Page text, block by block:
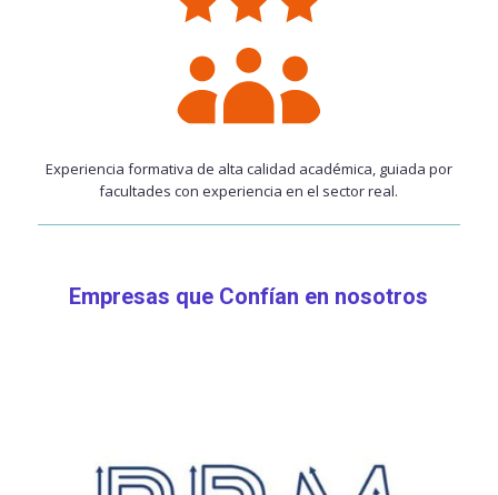
Experiencia formativa de alta calidad académica, guiada por
facultades con experiencia en el sector real.
Empresas que Confían en nosotros